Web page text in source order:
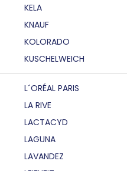
KELA
KNAUF
KOLORADO
KUSCHELWEICH
L´ORÉAL PARIS
LA RIVE
LACTACYD
LAGUNA
LAVANDEZ